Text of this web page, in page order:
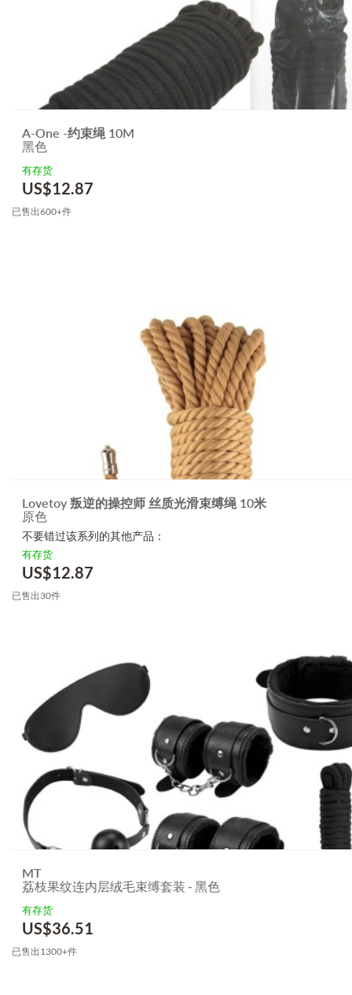
A-One -约束绳 10M
黑色
有存货
US$12.87
已售出600+件
Lovetoy 叛逆的操控师 丝质光滑束缚绳 10米
原色
不要错过该系列的其他产品：
有存货
US$12.87
已售出30件
MT
荔枝果纹连内层绒毛束缚套装 - 黑色
有存货
US$36.51
已售出1300+件